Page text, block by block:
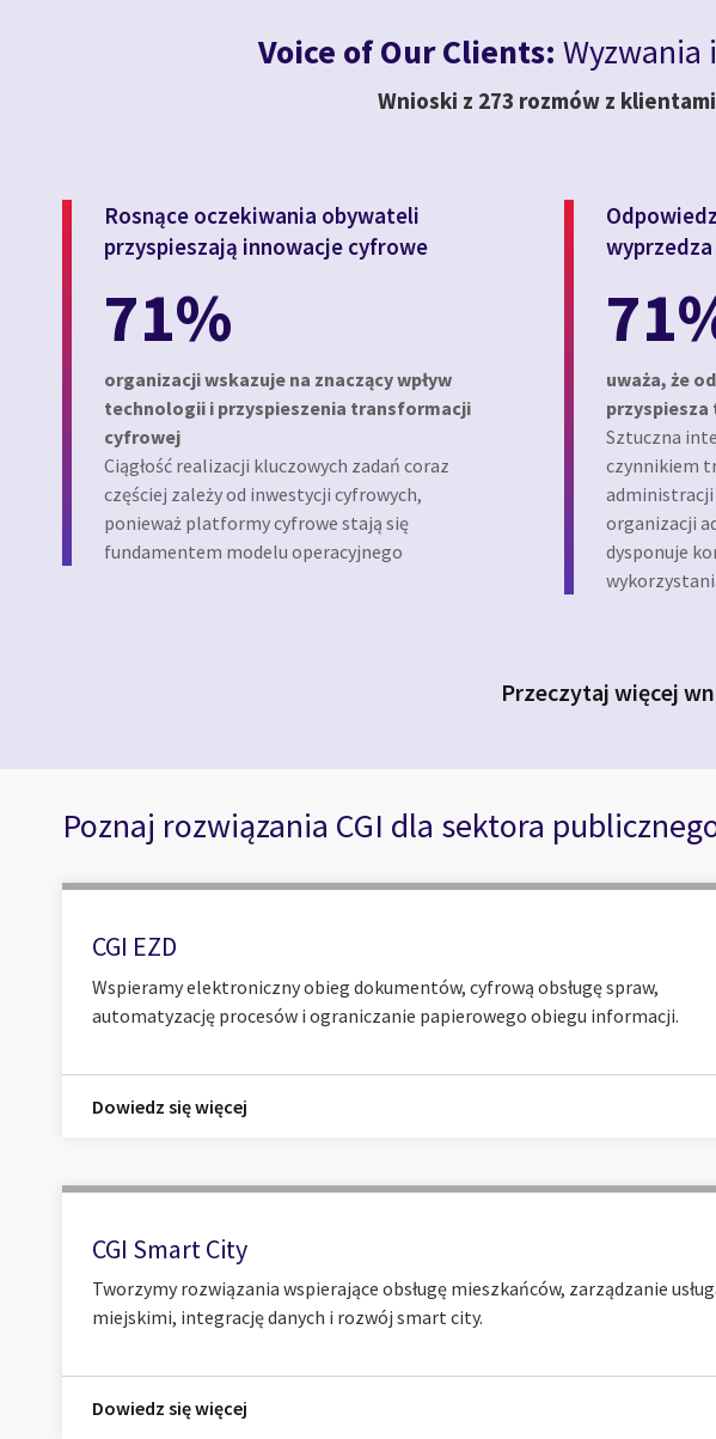
Voice of Our Clients:
Wnioski z 273 rozmów z
Rosnące oczekiwania obywateli
przyspieszają innowacje cyfrowe
71%
organizacji wskazuje na znaczący wpływ
technologii i przyspieszenia transformacji
cyfrowej
Ciągłość realizacji kluczowych zadań coraz
częściej zależy od inwestycji cyfrowych,
ponieważ platformy cyfrowe stają się
fundamentem modelu operacyjnego
uważa, że
Sztuczna
czynnikiem
administracji
organizacji
dysponuje
Przeczytaj więcej
Poznaj rozwiązania CGI dla sektora
CGI EZD
Wspieramy elektroniczny obieg dokumentów, cyfrową obsługę spraw,
automatyzację procesów i ograniczanie papierowego obiegu informacji.
Dowiedz się więcej
CGI Smart City
Tworzymy rozwiązania wspierające obsługę mieszkańców, zarządzanie
miejskimi, integrację danych i rozwój smart city.
Dowiedz się więcej